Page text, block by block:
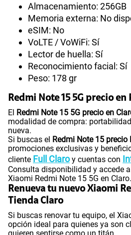
Almacenamiento: 256GB
Memoria externa: No
eSIM: No
VoLTE / VoWiFi: Sí
Lector de huella: Sí
Reconocimiento facial: Sí
Peso: 178 gr
Redmi Note 15 5G precio en
El Redmi Note 15 5G precio en
modalidad de compra:
nueva.
Si buscas el Redmi Note 15 precio
promociones exclusivas y
cliente Full Claroy cuentas con
Consulta disponibilidad y accede
Xiaomi Redmi Note 15 5G en Claro.
Renueva tu nuevo Xiaomi
Tienda Claro
Si buscas renovar tu equipo, el
opción ideal para quienes ya son